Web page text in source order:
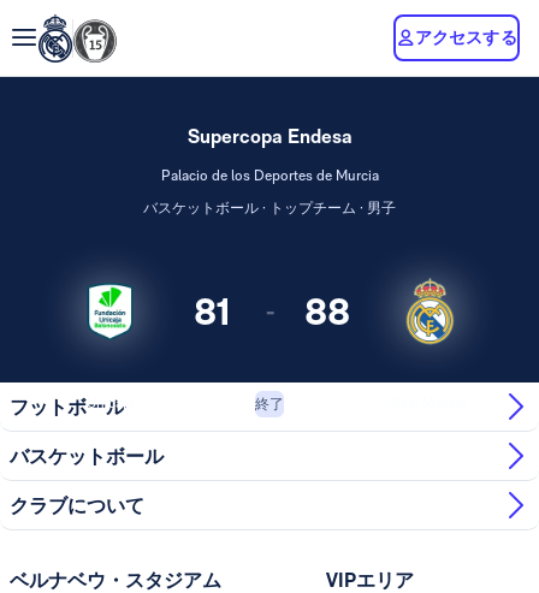
アクセスする
Supercopa Endesa
Palacio de los Deportes de Murcia
バスケットボール · トップチーム · 男子
81 - 88
Unicaja 終了
フットボール
バスケットボール
クラブについて
ベルナベウ・スタジアム VIPエリア